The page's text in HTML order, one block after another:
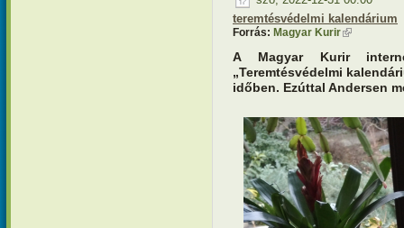
teremtésvédelmi kalendárium
Forrás: Magyar Kurir(külső
A Magyar Kurir
„Teremtésvédelmi
időben. Ezúttal Andersen